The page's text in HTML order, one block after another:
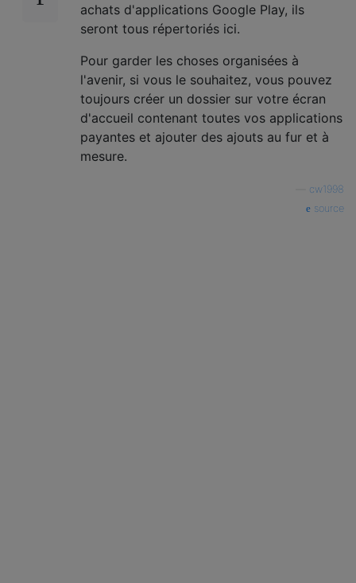
achats d'applications Google Play, ils
seront tous répertoriés ici.
Pour garder les choses organisées à
l'avenir, si vous le souhaitez, vous pouvez
toujours créer un dossier sur votre écran
d'accueil contenant toutes vos applications
payantes et ajouter des ajouts au fur et à
mesure.
cw1998
source